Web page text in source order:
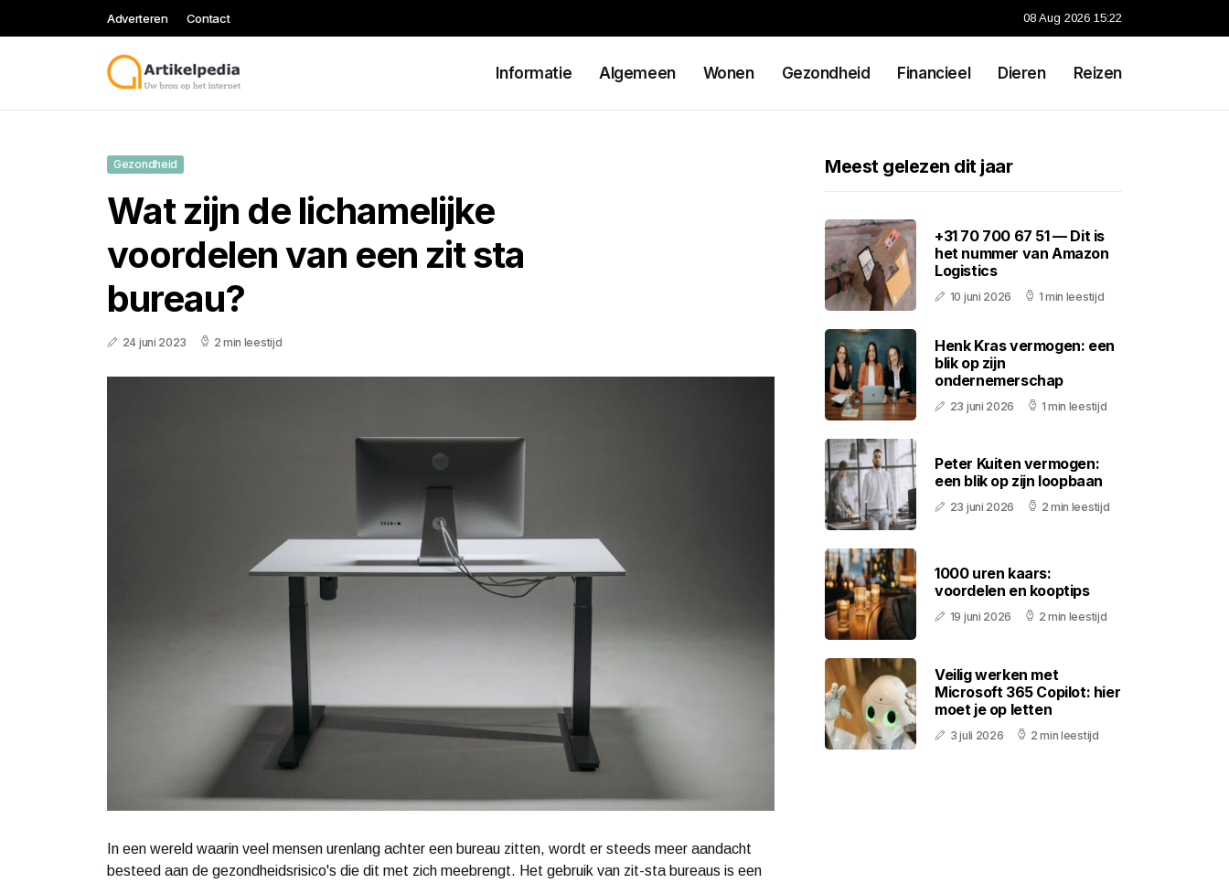
Adverteren Contact 08 Aug 2026 15:22
Informatie Algemeen Wonen Gezondheid Financieel Dieren Reizen
Gezondheid
Wat zijn de lichamelijke
voordelen van een zit sta
bureau?
24 juni 2023 2 min leestijd
In een wereld waarin veel mensen urenlang achter een bureau zitten, wordt er steeds meer aandacht
besteed aan de gezondheidsrisico's die dit met zich meebrengt. Het gebruik van zit-sta bureaus is een
Meest gelezen dit jaar
+31 70 700 67 51 — Dit is
het nummer van Amazon
Logistics
10 juni 2026 1 min leestijd
Henk Kras vermogen: een
blik op zijn
ondernemerschap
23 juni 2026 1 min leestijd
Peter Kuiten vermogen:
een blik op zijn loopbaan
23 juni 2026 2 min leestijd
1000 uren kaars:
voordelen en kooptips
19 juni 2026 2 min leestijd
Veilig werken met
Microsoft 365 Copilot: hier
moet je op letten
3 juli 2026 2 min leestijd